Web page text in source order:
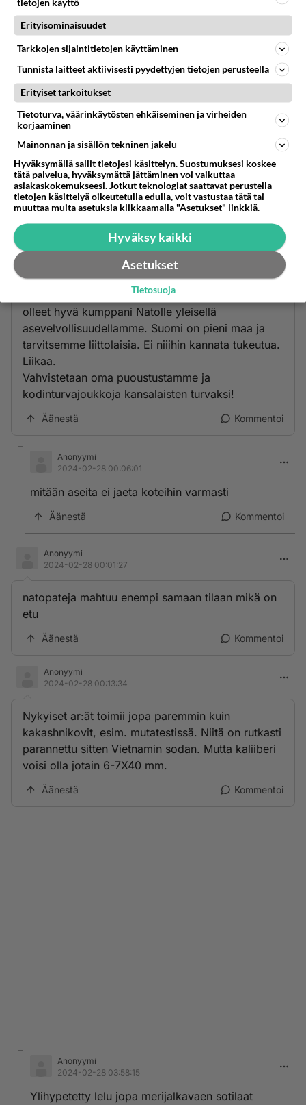
Asiaahan tuo puhuu. Sinä hölötät paskaa.
Äänestä Kommentoi
Anonyymi
2024-02-28 04:05:26
Anonyymikirjoitti:
Niinku sun cp vammainen isäs teki kun raiskas
sun äitiäs.
Äänestä Kommentoi
Anonyymi
2024-02-27 23:35:11
Meillä Suomessa on puolustusvoimat. Olemme
olleet hyvä kumppani Natolle yleisellä
asevelvollisuudellamme. Suomi on pieni maa ja
tarvitsemme liittolaisia. Ei niiihin kannata tukeutua.
Liikaa.
Vahvistetaan oma puoustustamme ja
kodinturvajoukkoja kansalaisten turvaksi!
Äänestä Kommentoi
Anonyymi
2024-02-28 00:06:01
mitään aseita ei jaeta koteihin varmasti
Äänestä Kommentoi
Anonyymi
2024-02-28 00:01:27
natopateja mahtuu enempi samaan tilaan mikä on
etu
Äänestä Kommentoi
Anonyymi
2024-02-28 00:13:34
Nykyiset ar:ät toimii jopa paremmin kuin
kakashnikovit, esim. mutatestissä. Niitä on rutkasti
parannettu sitten Vietnamin sodan. Mutta kaliiberi
voisi olla jotain 6-7X40 mm.
Äänestä Kommentoi
Anonyymi
2024-02-28 03:58:15
Ylihypetetty lelu jopa merijalkavaen sotilaat
tietojen käyttö
Erityisominaisuudet
Tarkkojen sijaintitietojen käyttäminen
Tunnista laitteet aktiivisesti pyydettyjen tietojen perusteella
Erityiset tarkoitukset
Tietoturva, väärinkäytösten ehkäiseminen ja virheiden
korjaaminen
Mainonnan ja sisällön tekninen jakelu
Hyväksymällä sallit tietojesi käsittelyn. Suostumuksesi koskee
tätä palvelua, hyväksymättä jättäminen voi vaikuttaa
asiakaskokemukseesi. Jotkut teknologiat saattavat perustella
tietojen käsittelyä oikeutetulla edulla, voit vastustaa tätä tai
muuttaa muita asetuksia klikkaamalla "Asetukset" linkkiä.
Hyväksy kaikki
Asetukset
Tietosuoja